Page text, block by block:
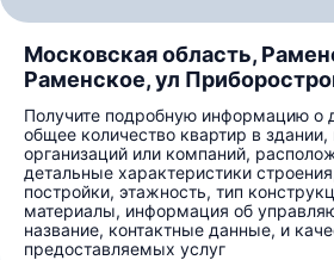
Московская область,
Раменское, ул
Получите подробную информацию о
общее количество квартир в здании,
организаций или компаний,
детальные характеристики
постройки, этажность, тип
материалы, информация об
название, контактные данные, и
предоставляемых услуг